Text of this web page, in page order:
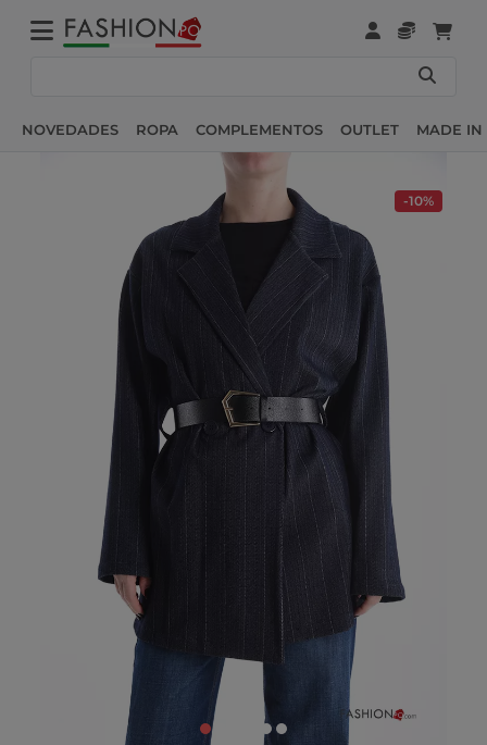
NOVEDADES ROPA COMPLEMENTOS OUTLET MADE IN
-10%